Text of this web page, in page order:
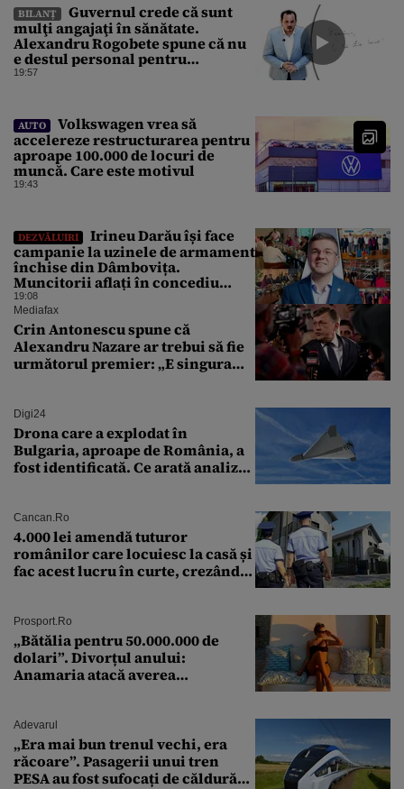
BILANȚ
Guvernul crede că sunt
mulţi angajaţi în sănătate.
Alexandru Rogobete spune că nu
e destul personal pentru
combaterea infecţiilor
19:57
AUTO
Volkswagen vrea să
accelereze restructurarea pentru
aproape 100.000 de locuri de
muncă. Care este motivul
19:43
DEZVĂLUIRI
Irineu Darău își face
campanie la uzinele de armament
închise din Dâmbovița.
Muncitorii aflați în concediu
forțat din cauza lipsei comenzilor
au fost chemați de acasă pentru a
da mâna cu Ministrul Economiei
19:08
Mediafax
Crin Antonescu spune că
Alexandru Nazare ar trebui să fie
următorul premier: „E singura
Digi24
Drona care a explodat în
Bulgaria, aproape de România, a
fost identificată. Ce arată analiza
Cancan.ro
4.000 lei amendă tuturor
românilor care locuiesc la casă și
fac acest lucru în curte, crezând
Prosport.ro
„Bătălia pentru 50.000.000 de
dolari”. Divorțul anului:
Anamaria atacă averea
Adevarul
„Era mai bun trenul vechi, era
răcoare”. Pasagerii unui tren
PESA au fost sufocați de căldură